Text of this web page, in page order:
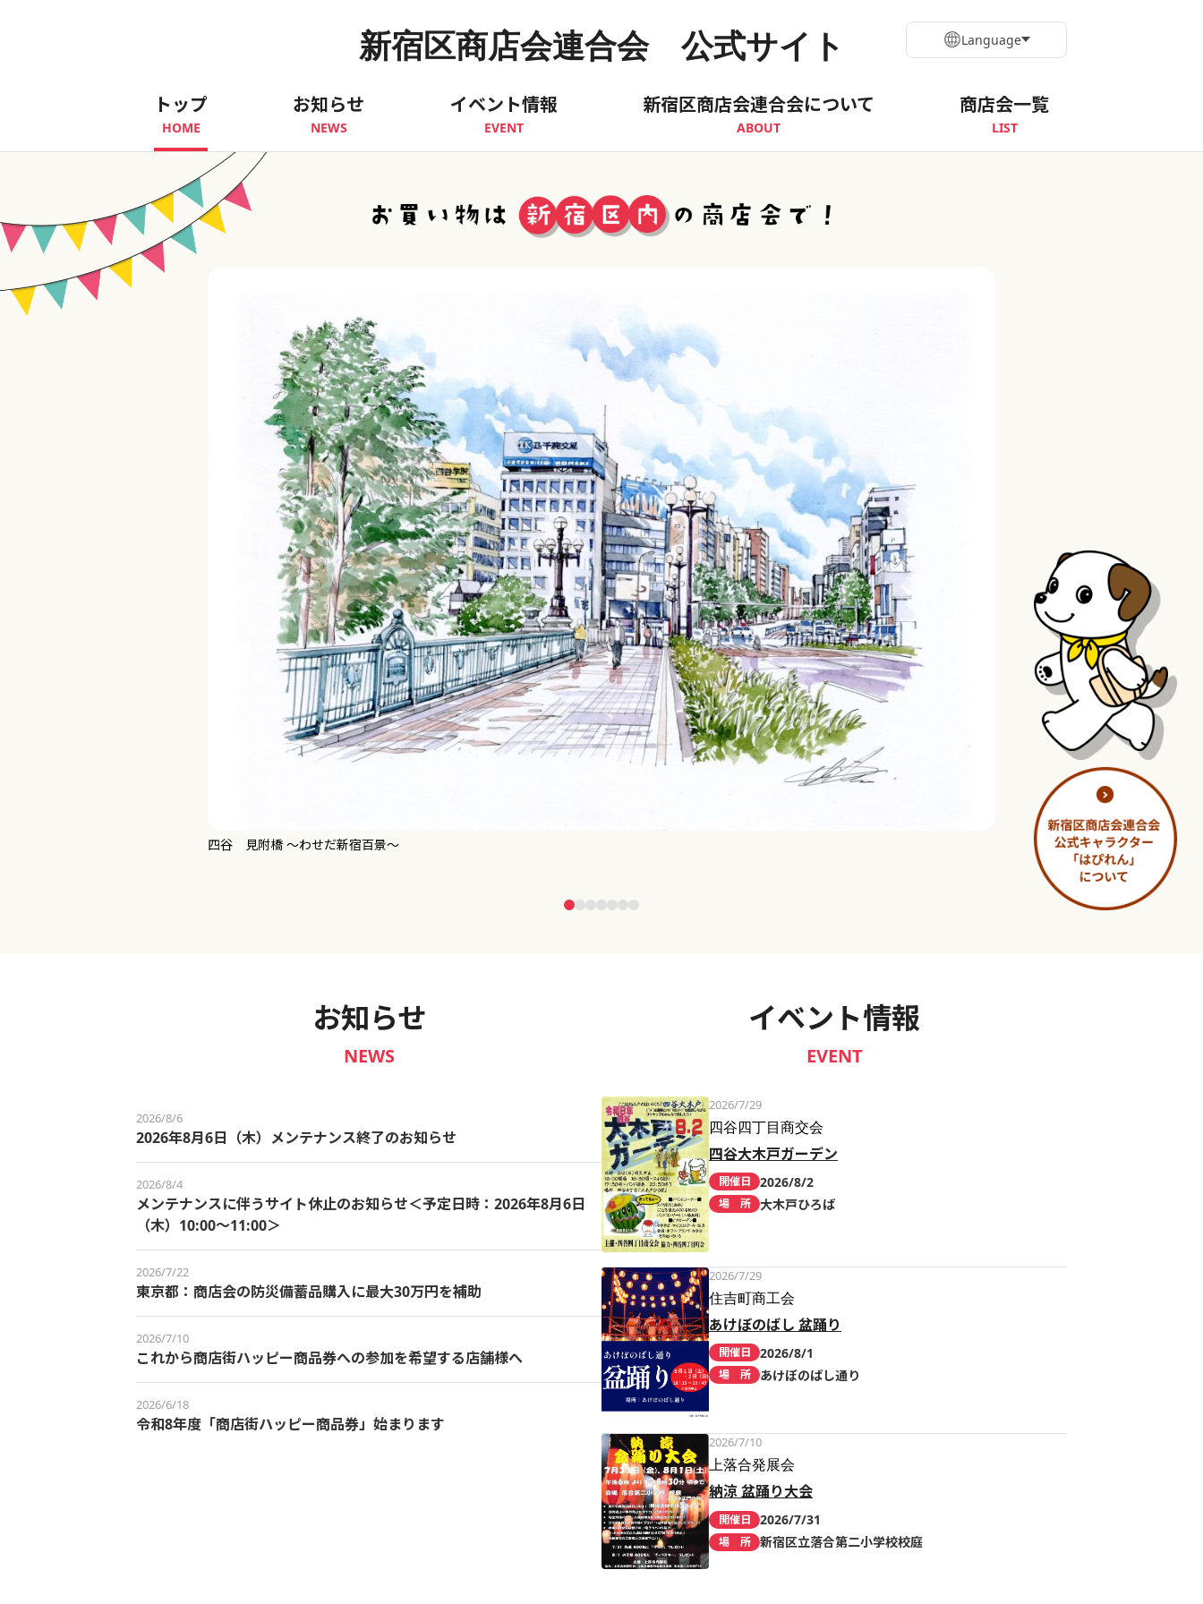
新宿区商店会連合会 公式サイト
トップ
HOME
お知らせ
NEWS
イベント情報
EVENT
新宿区商店会連合会について
ABOUT
商店会一覧
LIST
Language
淀橋市場 ～わせだ新宿百景～
お知らせ
NEWS
2026/8/6
2026年8月6日（木）メンテナンス終了のお知らせ
2026/8/4
メンテナンスに伴うサイト休止のお知らせ＜予定日時：2026年8月6日
（木）10:00～11:00＞
2026/7/22
東京都：商店会の防災備蓄品購入に最大30万円を補助
2026/7/10
これから商店街ハッピー商品券への参加を希望する店舗様へ
2026/6/18
令和8年度「商店街ハッピー商品券」始まります
イベント情報
EVENT
2026/7/29
四谷四丁目商交会
四谷大木戸ガーデン
開催日 2026/8/2
場 所 大木戸ひろば
2026/7/29
住吉町商工会
あけぼのばし 盆踊り
開催日 2026/8/1
場 所 あけぼのばし通り
2026/7/10
上落合発展会
納涼 盆踊り大会
開催日 2026/7/31
場 所 新宿区立落合第二小学校校庭